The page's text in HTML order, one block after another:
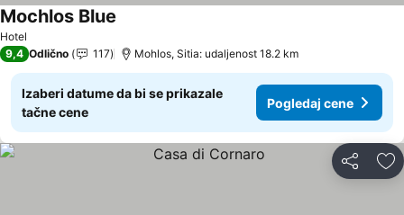
Hotel
Mochlos Blue
9,4 Odlično 117 Mohlos, Sitia: udaljenost 18.2 km
Izaberi datume da bi se prikazale
tačne cene
Pogledaj cene
Deli